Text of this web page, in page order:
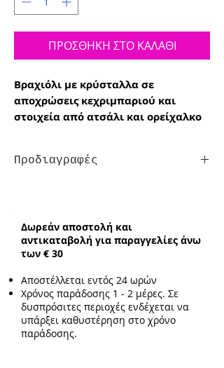
ΠΡΟΣΘΗΚΗ ΣΤΟ ΚΑΛΑΘΙ
Βραχιόλι με κρύσταλλα σε
αποχρώσεις κεχριμπαριού και
στοιχεία από ατσάλι και ορείχαλκο
Προδιαγραφές
προέκταση 3cm
Ενδεικτικό μέγεθος στοιχείου:1cm
Δωρεάν αποστολή και
αντικαταβολή για παραγγελίες άνω
των € 30
Αποστέλλεται εντός 24 ωρών
Χρόνος παράδοσης 1 - 2 μέρες. Σε
δυσπρόσιτες περιοχές ενδέχεται να
υπάρξει καθυστέρηση στο χρόνο
παράδοσης.